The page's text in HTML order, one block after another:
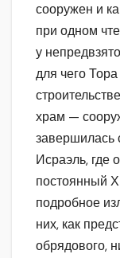
сооружен и
при одном
у
для чего
храм —
завершилась
Исраэль, где
постоянный
подробное
них, как
обрядового,